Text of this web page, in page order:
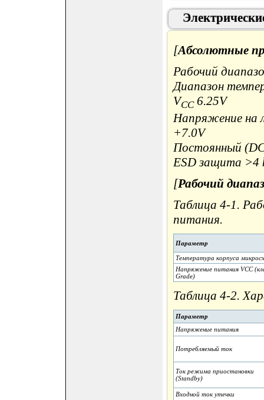
[Абсолютные
Рабочий
Диапазон
VCC6.25V
Напряжение на
+7.0V
Постоянный
ESD защита >4
[Рабочий
Таблица 4-1.
питания.
Параметр
Температура корпуса
Напряжение питания VCC
Grade)
Таблица 4-2.
Параметр
Напряжение питания
Потребляемый ток
Ток режима приостановки
(Standby)
Входной ток утечки